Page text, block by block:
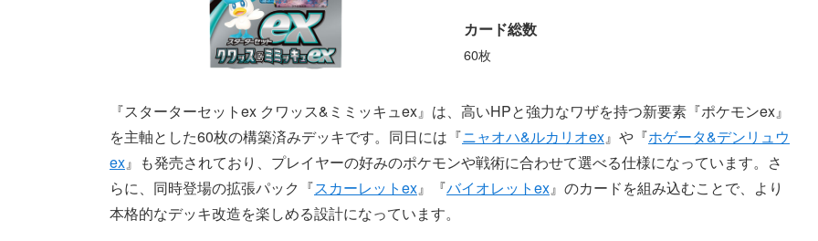
カード総数
60枚
『スターターセットex クワッス&ミミッキュex』は、高いHPと強力なワザを持つ新要素『ポケモンex』
を主軸とした60枚の構築済みデッキです。同日には『ニャオハ&ルカリオex』や『ホゲータ&デンリュウ
ex』も発売されており、プレイヤーの好みのポケモンや戦術に合わせて選べる仕様になっています。さ
らに、同時登場の拡張パック『スカーレットex』『バイオレットex』のカードを組み込むことで、より
本格的なデッキ改造を楽しめる設計になっています。